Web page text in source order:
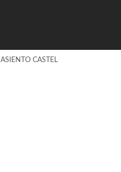
ASIENTO CASTEL